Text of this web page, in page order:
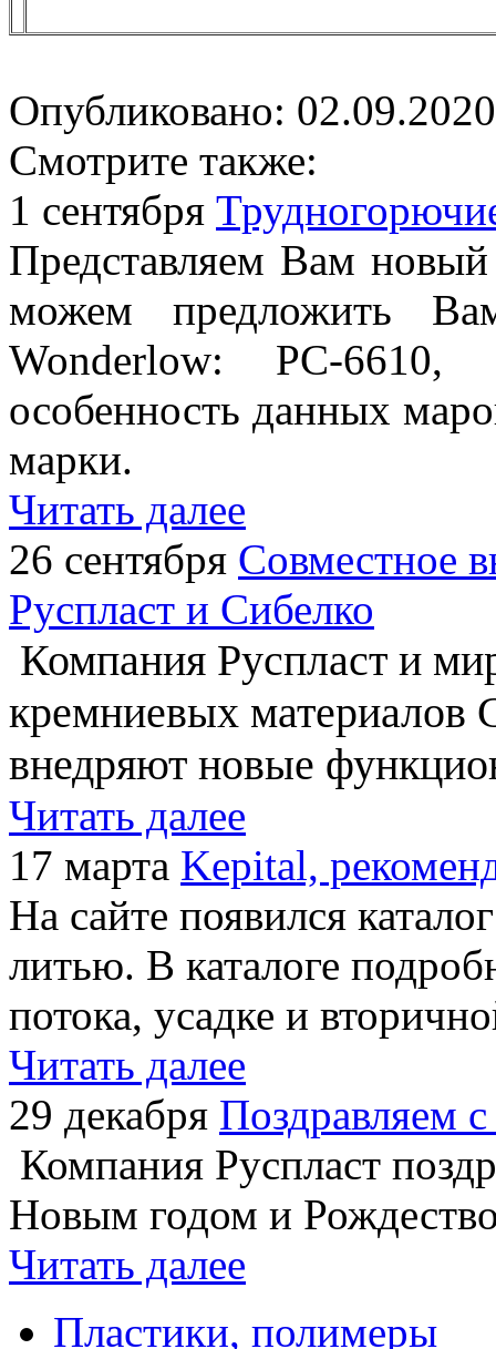
Опубликовано: 02.09.2020
Смотрите также:
1 сентября
Представляем Вам
можем предложить
Wonderlow: РС-6610,
особенность данных
марки.
Читать далее
26 сентября Совместное
Руспласт и Сибелко
Компания Руспласт и
кремниевых материалов
внедряют новые
Читать далее
17 марта Kepital,
На сайте появился
литью. В каталоге
потока, усадке и
Читать далее
29 декабря Поздравляем
Компания Руспласт
Новым годом и
Читать далее
Пластики, полимеры